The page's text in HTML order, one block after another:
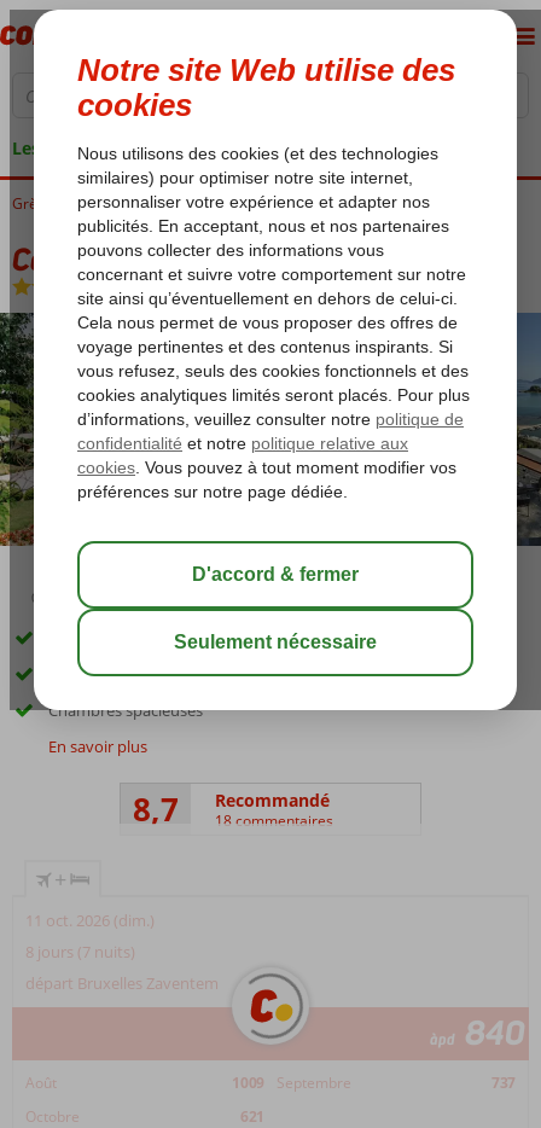
Les garanties de vacances
Grèce Corfu Kanoni Corfu Holiday Palace
Corfu Holiday Palace
Demi-pension-Hôtel
02:50 sauver
Hôtel de luxe avec d'excellentes infrastructures
Près d'une magnifique plage et de Kanoni
Chambres spacieuses
En savoir plus
8,7 Recommandé
18 commentaires
+
11 oct. 2026 (dim.)
8 jours (7 nuits)
départ Bruxelles Zaventem
àpd 840
Août 1009 Septembre
737
Octobre
621